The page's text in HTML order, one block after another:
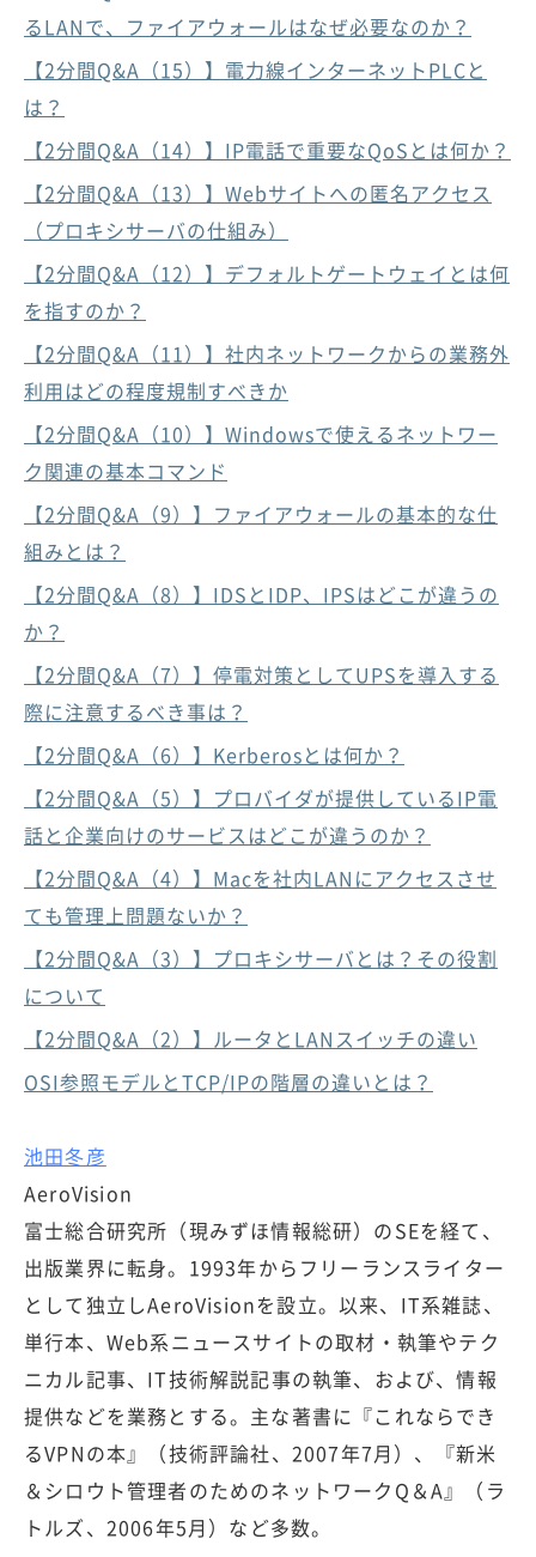
るLANで、ファイアウォールはなぜ必要なのか？
【2分間Q&A（15）】電力線インターネットPLCと
は？
【2分間Q&A（14）】IP電話で重要なQoSとは何か？
【2分間Q&A（13）】Webサイトへの匿名アクセス
（プロキシサーバの仕組み）
【2分間Q&A（12）】デフォルトゲートウェイとは何
を指すのか？
【2分間Q&A（11）】社内ネットワークからの業務外
利用はどの程度規制すべきか
【2分間Q&A（10）】Windowsで使えるネットワー
ク関連の基本コマンド
【2分間Q&A（9）】ファイアウォールの基本的な仕
組みとは？
【2分間Q&A（8）】IDSとIDP、IPSはどこが違うの
か？
【2分間Q&A（7）】停電対策としてUPSを導入する
際に注意するべき事は？
【2分間Q&A（6）】Kerberosとは何か？
【2分間Q&A（5）】プロバイダが提供しているIP電
話と企業向けのサービスはどこが違うのか？
【2分間Q&A（4）】Macを社内LANにアクセスさせ
ても管理上問題ないか？
【2分間Q&A（3）】プロキシサーバとは？その役割
について
【2分間Q&A（2）】ルータとLANスイッチの違い
OSI参照モデルとTCP/IPの階層の違いとは？
池田冬彦
AeroVision
富士総合研究所（現みずほ情報総研）のSEを経て、
出版業界に転身。1993年からフリーランスライター
として独立しAeroVisionを設立。以来、IT系雑誌、
単行本、Web系ニュースサイトの取材・執筆やテク
ニカル記事、IT技術解説記事の執筆、および、情報
提供などを業務とする。主な著書に『これならでき
るVPNの本』（技術評論社、2007年7月）、『新米
＆シロウト管理者のためのネットワークQ＆A』（ラ
トルズ、2006年5月）など多数。